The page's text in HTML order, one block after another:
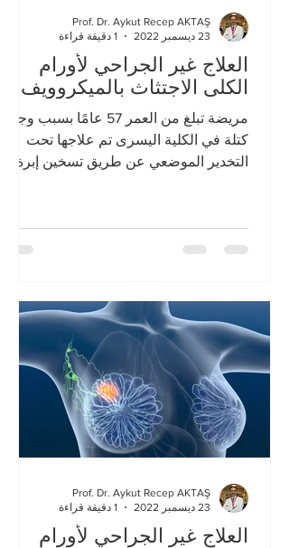
العلاج غير الجراحي لأورام
الكلى الاجتثاث بالميكروويف
مريضة تبلغ من العمر 57 عامًا بسبب وجود
كتلة في الكلية اليسرى تم علاجها تحت
التخدير الموضعي عن طريق تسخين إبرة
Prof. Dr. Aykut Recep AKTAŞ
23 ديسمبر 2022
1 دقيقة قراءة
العلاج غير الجراحي لأورام
Prof. Dr. Aykut Recep AKTAŞ
23 ديسمبر 2022
1 دقيقة قراءة